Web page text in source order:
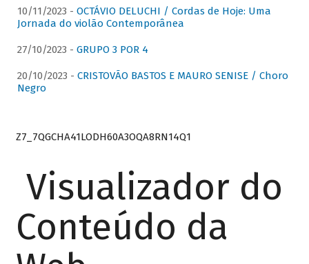
10/11/2023 - OCTÁVIO DELUCHI / Cordas de Hoje: Uma
Jornada do violão Contemporânea
27/10/2023 - GRUPO 3 POR 4
20/10/2023 - CRISTOVÃO BASTOS E MAURO SENISE / Choro
Negro
Z7_7QGCHA41LODH60A3OQA8RN14Q1
Visualizador do
Conteúdo da